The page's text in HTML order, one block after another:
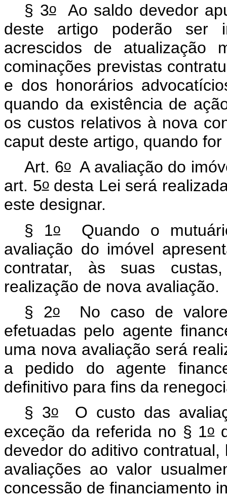
§ 3oAo saldo devedor
deste artigo poderão ser
acrescidos de atualização
cominações previstas
e dos honorários
quando da existência de
os custos relativos à nova
caput deste artigo, quando
Art. 6oA avaliação do
art. 5odesta Lei será
este designar.
§ 1oQuando o
avaliação do imóvel
contratar, às suas
realização de nova avaliação.
§ 2oNo caso de
efetuadas pelo agente
uma nova avaliação será
a pedido do agente
definitivo para fins da
§ 3oO custo das
exceção da referida no § 1o
devedor do aditivo
avaliações ao valor
concessão de financiamento